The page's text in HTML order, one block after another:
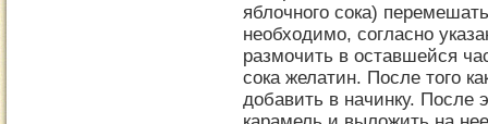
яблочного сока)
необходимо, согласно
размочить в оставшейся
сока желатин. После того
добавить в начинку. После